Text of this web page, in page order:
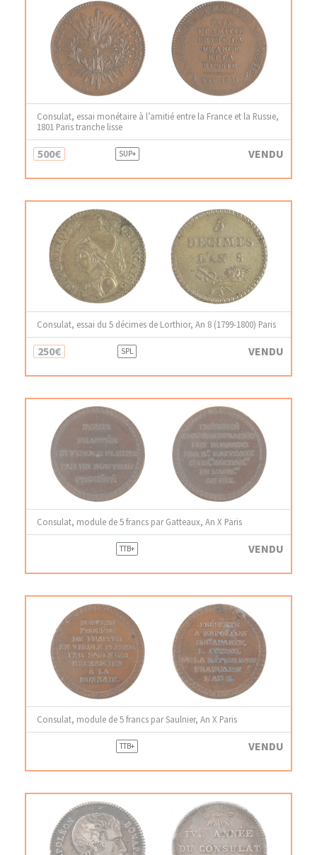
Consulat, essai monétaire à l’amitié entre la France et la Russie,
1801 Paris tranche lisse
500€ SUP+ VENDU
Consulat, essai du 5 décimes de Lorthior, An 8 (1799-1800) Paris
250€ SPL VENDU
Consulat, module de 5 francs par Gatteaux, An X Paris
TTB+ VENDU
Consulat, module de 5 francs par Saulnier, An X Paris
TTB+ VENDU